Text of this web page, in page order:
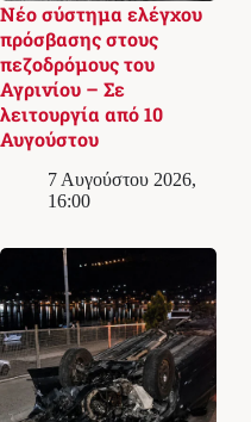
Νέο σύστημα ελέγχου
πρόσβασης στους
πεζοδρόμους του
Αγρινίου – Σε
λειτουργία από 10
Αυγούστου
7 Αυγούστου 2026,
16:00